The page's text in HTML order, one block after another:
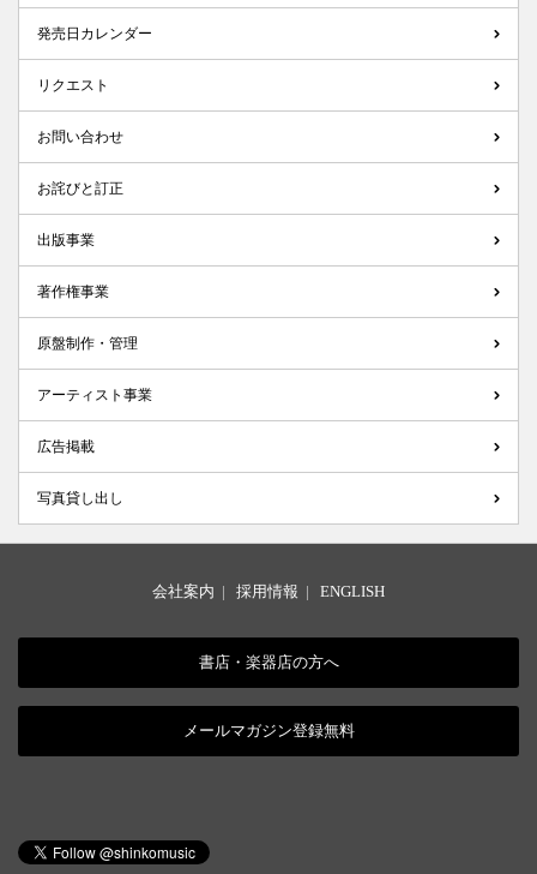
発売日カレンダー
リクエスト
お問い合わせ
お詫びと訂正
出版事業
著作権事業
原盤制作・管理
アーティスト事業
広告掲載
写真貸し出し
会社案内 | 採用情報 | ENGLISH
書店・楽器店の方へ
メールマガジン登録無料